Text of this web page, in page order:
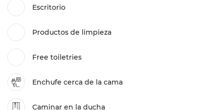
Escritorio
Productos de limpieza
Free toiletries
Enchufe cerca de la cama
Caminar en la ducha